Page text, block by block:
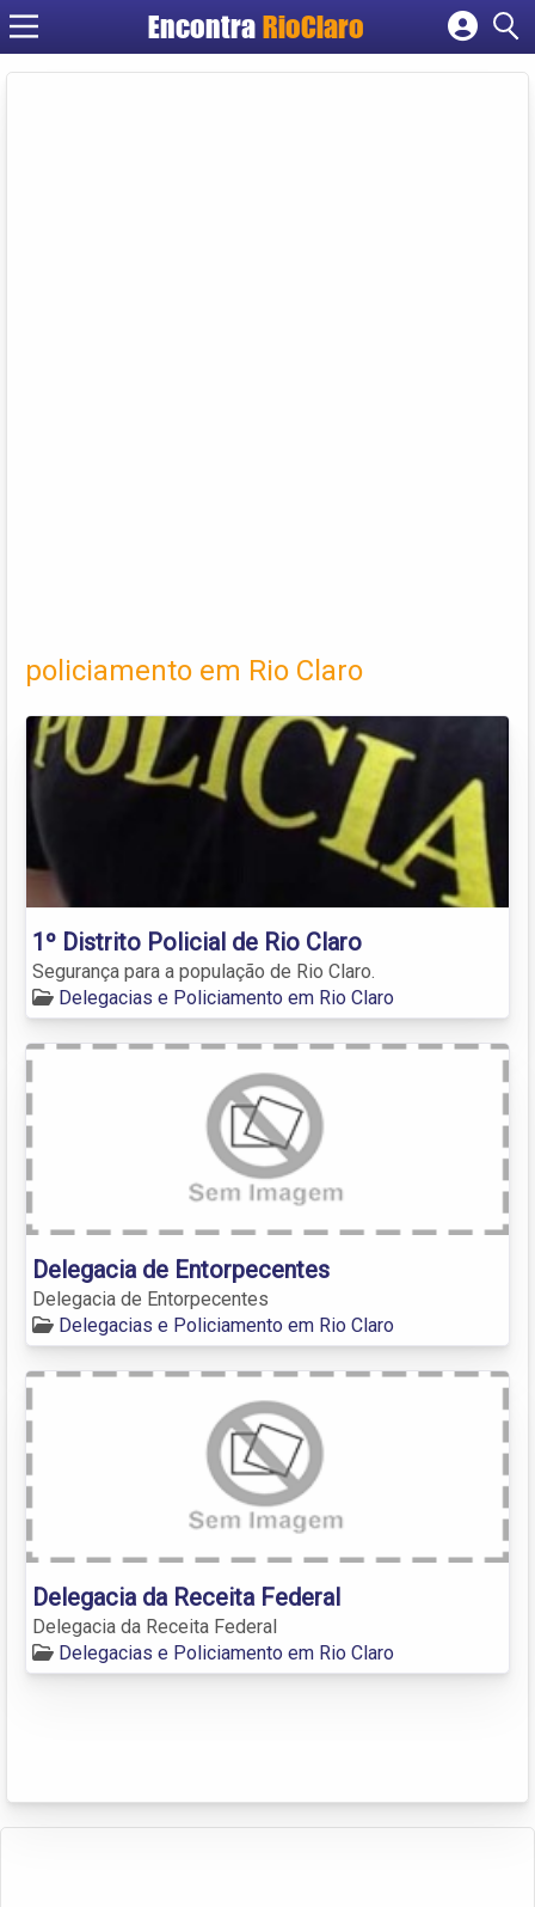
Encontra RioClaro
Cadastrar empresa
policiamento em Rio Claro
1º Distrito Policial de Rio Claro
Segurança para a população de Rio Claro.
Delegacias e Policiamento em Rio Claro
Delegacia de Entorpecentes
Delegacia de Entorpecentes
Delegacias e Policiamento em Rio Claro
Delegacia da Receita Federal
Delegacia da Receita Federal
Delegacias e Policiamento em Rio Claro